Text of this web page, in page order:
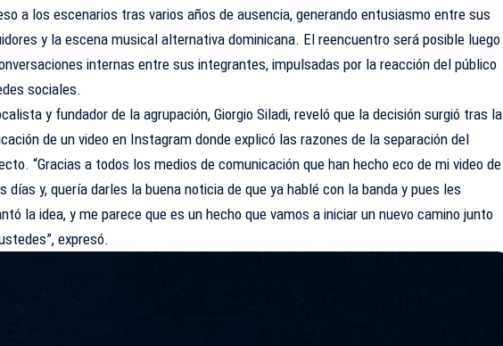
a los escenarios tras varios años de ausencia, generando entusiasmo entre sus
y la escena musical alternativa dominicana. El reencuentro será posible luego
internas entre sus integrantes, impulsadas por la reacción del público
sociales.
y fundador de la agrupación, Giorgio Siladi, reveló que la decisión surgió tras la
de un video en Instagram donde explicó las razones de la separación del
“Gracias a todos los medios de comunicación que han hecho eco de mi video de
días y, quería darles la buena noticia de que ya hablé con la banda y pues les
la idea, y me parece que es un hecho que vamos a iniciar un nuevo camino junto
expresó.